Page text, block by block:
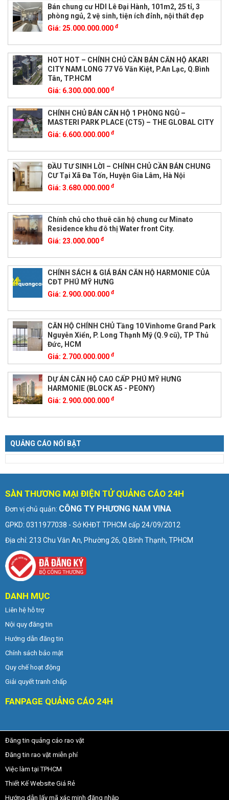
Bán chung cư HDI Lê Đại Hành, 101m2, 25 tỉ, 3
phòng ngủ, 2 vệ sinh, tiện ích đỉnh, nội thất đẹp
Giá: 25.000.000.000 đ
HOT HOT – CHÍNH CHỦ CẦN BÁN CĂN HỘ AKARI
CITY NAM LONG 77 Võ Văn Kiệt, P.An Lạc, Q.Bình
Tân, TP.HCM
Giá: 6.300.000.000 đ
CHÍNH CHỦ BÁN CĂN HỘ 1 PHÒNG NGỦ –
MASTERI PARK PLACE (CT5) – THE GLOBAL CITY
Giá: 6.600.000.000 đ
ĐẦU TƯ SINH LỜI – CHÍNH CHỦ CẦN BÁN CHUNG
CƯ Tại Xã Đa Tốn, Huyện Gia Lâm, Hà Nội
Giá: 3.680.000.000 đ
Chính chủ cho thuê căn hộ chung cư Minato
Residence khu đô thị Water front City.
Giá: 23.000.000 đ
CHÍNH SÁCH & GIÁ BÁN CĂN HỘ HARMONIE CỦA
CĐT PHÚ MỸ HƯNG
Giá: 2.900.000.000 đ
CĂN HỘ CHÍNH CHỦ Tầng 10 Vinhome Grand Park
Nguyễn Xiển, P. Long Thạnh Mỹ (Q.9 cũ), TP Thủ
Đức, HCM
Giá: 2.700.000.000 đ
DỰ ÁN CĂN HỘ CAO CẤP PHÚ MỸ HƯNG
HARMONIE (BLOCK A5 - PEONY)
Giá: 2.900.000.000 đ
QUẢNG CÁO NỔI BẬT
SÀN THƯƠNG MẠI ĐIỆN TỬ QUẢNG CÁO 24H
Đơn vị chủ quản: CÔNG TY PHƯƠNG NAM VINA
GPKD: 0311977038 - Sở KHĐT TPHCM cấp 24/09/2012
Địa chỉ: 213 Chu Văn An, Phường 26, Q.Bình Thạnh, TPHCM
DANH MỤC
Liên hệ hỗ trợ
Nội quy đăng tin
Hướng dẫn đăng tin
Chính sách bảo mật
Quy chế hoạt động
Giải quyết tranh chấp
FANPAGE QUẢNG CÁO 24H
Đăng tin quảng cáo rao vặt
Đăng tin rao vặt miễn phí
Việc làm tại TPHCM
Thiết Kế Website Giá Rẻ
Hướng dẫn lấy mã xác minh đăng nhập